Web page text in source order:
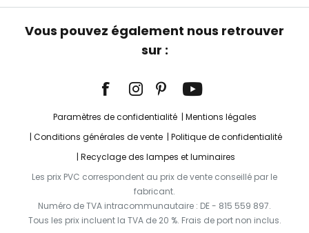
Vous pouvez également nous retrouver
sur :
Paramètres de confidentialité
Mentions légales
Conditions générales de vente
Politique de confidentialité
Recyclage des lampes et luminaires
Les prix PVC correspondent au prix de vente conseillé par le
fabricant.
Numéro de TVA intracommunautaire : DE - 815 559 897.
Tous les prix incluent la TVA de 20 %. Frais de port non inclus.